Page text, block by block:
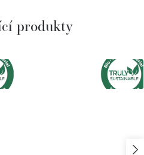
produkty